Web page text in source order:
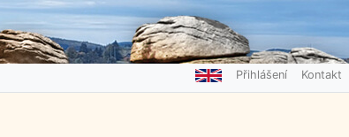
Přihlášení Kontakt